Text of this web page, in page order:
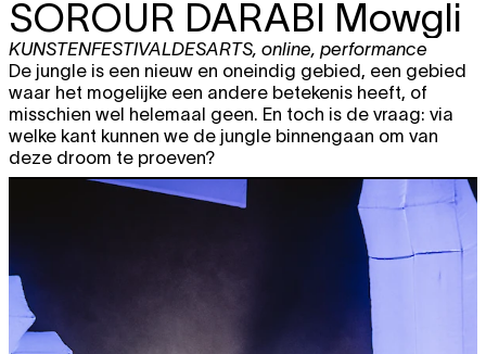
SOROUR DARABI Mowgli
KUNSTENFESTIVALDESARTS, online, performance
De jungle is een nieuw en oneindig gebied, een gebied
waar het mogelijke een andere betekenis heeft, of
misschien wel helemaal geen. En toch is de vraag: via
welke kant kunnen we de jungle binnengaan om van
deze droom te proeven?